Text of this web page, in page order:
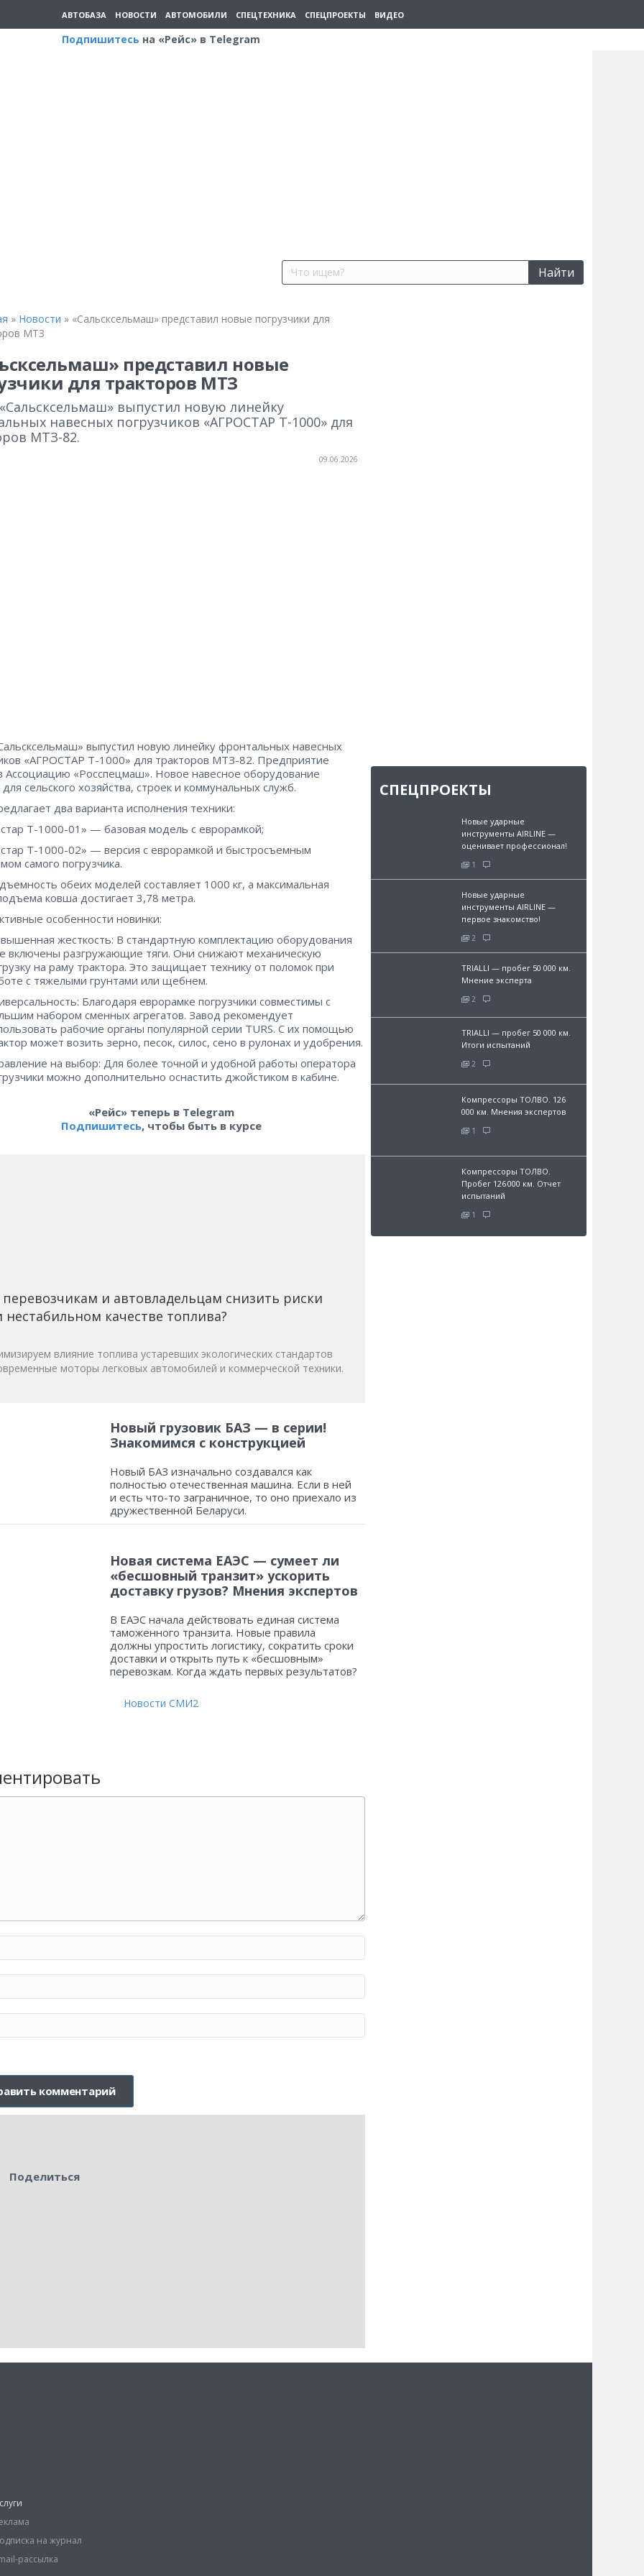
АВТОБАЗА НОВОСТИ АВТОМОБИЛИ СПЕЦТЕХНИКА СПЕЦПРОЕКТЫ ВИДЕО
Подпишитесь на «Рейс» в Telegram
Найти
» Новости » «Сальсксельмаш» представил новые погрузчики для
МТЗ
представил новые
для тракторов МТЗ
выпустил новую линейку
навесных погрузчиков «АГРОСТАР Т-1000» для
МТЗ-82.
09.06.2026
выпустил новую линейку фронтальных навесных
«АГРОСТАР Т-1000» для тракторов МТЗ-82. Предприятие
Ассоциацию «Росспецмаш». Новое навесное оборудование
сельского хозяйства, строек и коммунальных служб.
два варианта исполнения техники:
Т-1000-01» — базовая модель с еврорамкой;
Т-1000-02» — версия с еврорамкой и быстросъемным
самого погрузчика.
обеих моделей составляет 1000 кг, а максимальная
ковша достигает 3,78 метра.
особенности новинки:
жесткость: В стандартную комплектацию оборудования
включены разгружающие тяги. Они снижают механическую
на раму трактора. Это защищает технику от поломок при
с тяжелыми грунтами или щебнем.
Благодаря еврорамке погрузчики совместимы с
набором сменных агрегатов. Завод рекомендует
рабочие органы популярной серии TURS. С их помощью
может возить зерно, песок, силос, сено в рулонах и удобрения.
на выбор: Для более точной и удобной работы оператора
можно дополнительно оснастить джойстиком в кабине.
«Рейс» теперь в Telegram
Подпишитесь, чтобы быть в курсе
перевозчикам и автовладельцам снизить риски
нестабильном качестве топлива?
влияние топлива устаревших экологических стандартов
моторы легковых автомобилей и коммерческой техники.
Новый грузовик БАЗ — в серии!
Знакомимся с конструкцией
Новый БАЗ изначально создавался как
полностью отечественная машина. Если в ней
и есть что-то заграничное, то оно приехало из
дружественной Беларуси.
Новая система ЕАЭС — сумеет ли
«бесшовный транзит» ускорить
доставку грузов? Мнения экспертов
В ЕАЭС начала действовать единая система
таможенного транзита. Новые правила
должны упростить логистику, сократить сроки
доставки и открыть путь к «бесшовным»
перевозкам. Когда ждать первых результатов?
Новости СМИ2
Поделиться
СПЕЦПРОЕКТЫ
Новые ударные
инструменты AIRLINE —
оценивает профессионал!
1
Новые ударные
инструменты AIRLINE —
первое знакомство!
2
TRIALLI — пробег 50 000 км.
Мнение эксперта
2
TRIALLI — пробег 50 000 км.
Итоги испытаний
2
Компрессоры ТОЛВО. 126
000 км. Мнения экспертов
1
Компрессоры ТОЛВО.
Пробег 126 000 км. Отчет
испытаний
1
на журнал
рассылка